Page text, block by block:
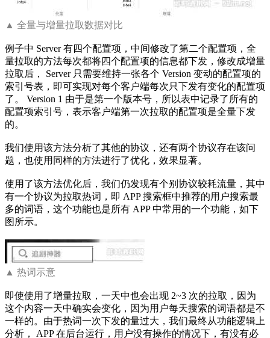
▲ 全量与增量拉取数据对比
例子中 Server 有四个配置项，中间修改了第二个配置项，全
量拉取的方法每次都将四个配置项的信息都下发，修改成增量
拉取后， Server 只需要维持一张各个 Version 变动的配置项的
索引号表，即可实现对每个客户端每次只下发有变化的配置项
了。 Version 1 由于是第一个版本号，所以表中记录了所有的
配置项索引号，表示客户端第一次拉取的配置项是全量下发
的。
我们使用该方法分析了其他的协议，还有两个协议存在该问
题，也使用同样的方法进行了优化，效果显著。
使用了该方法优化后，我们仍发现有个别协议较耗流量，其中
有一个协议为拉取热词，即 APP 搜索框中推荐的用户搜索最
多的词语，这个功能也是所有 APP 中常用的一个功能，如下
图所示。
▲ 热词示意
即使使用了增量拉取，一天中也会出现 2~3 次的拉取，因为
这个内容一天中确实会变化，因为用户每天搜索的词语都是不
一样的。由于热词一次下发的量过大，我们最终从功能逻辑上
分析， APP 在后台运行，用户没有操作的情况下，有没有必